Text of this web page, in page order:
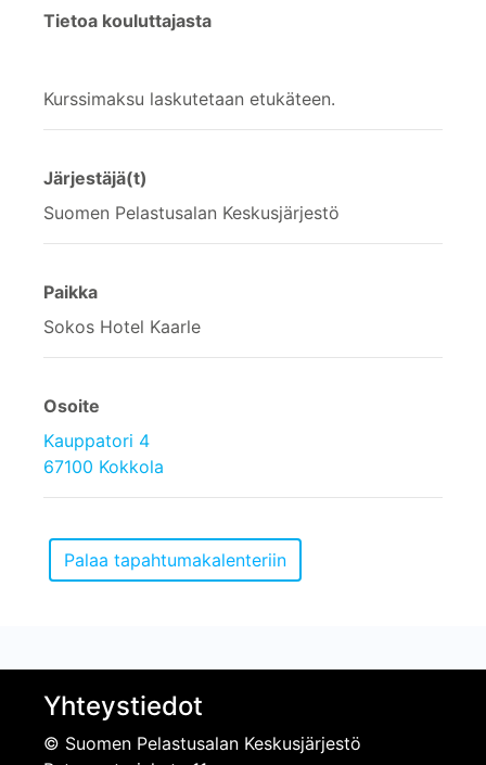
Tietoa kouluttajasta
Kurssimaksu laskutetaan etukäteen.
Järjestäjä(t)
Suomen Pelastusalan Keskusjärjestö
Paikka
Sokos Hotel Kaarle
Osoite
Kauppatori 4
67100 Kokkola
Yhteystiedot
© Suomen Pelastusalan Keskusjärjestö